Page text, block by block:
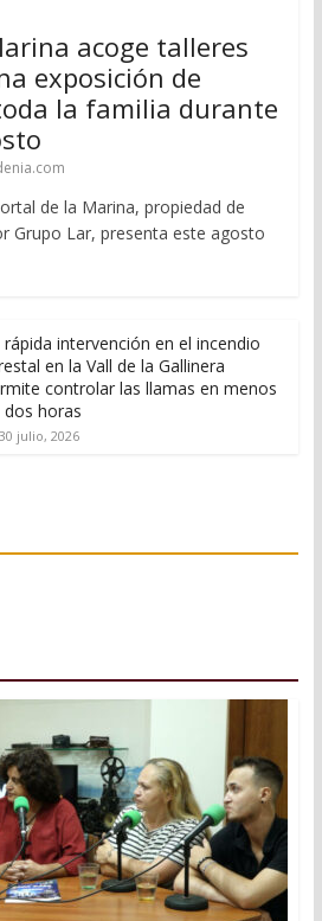
acoge talleres
exposición de
la familia durante
de la Marina, propiedad de
Grupo Lar, presenta este agosto
rápida intervención en el incendio
en la Vall de la Gallinera
controlar las llamas en menos
dos horas
30 julio, 2026